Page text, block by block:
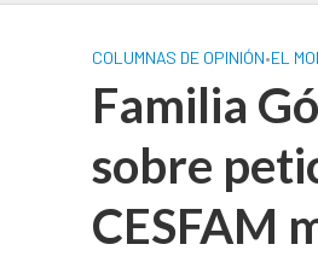
COLUMNAS DE OPINIÓN•EL
Familia
sobre
CESFAM